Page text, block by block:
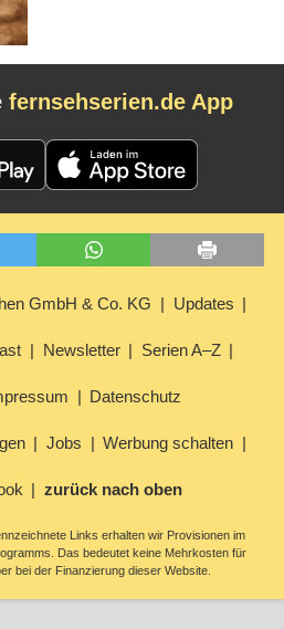
fernsehserien.de App
GmbH & Co. KG Updates
Newsletter Serien A–Z
Datenschutz
Jobs Werbung schalten
zurück nach oben
Links erhalten wir Provisionen im
Das bedeutet keine Mehrkosten für
bei der Finanzierung dieser Website.